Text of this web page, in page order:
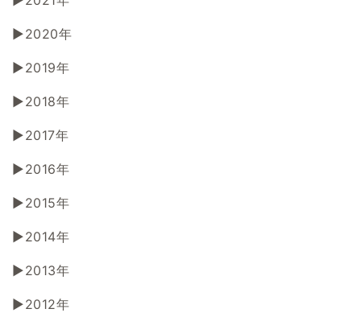
2020年
2019年
2018年
2017年
2016年
2015年
2014年
2013年
2012年